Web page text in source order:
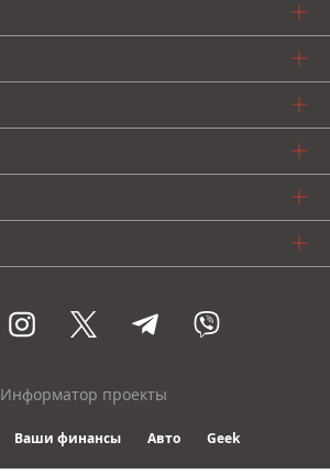
Информатор проекты
Ваши финансы Авто Geek